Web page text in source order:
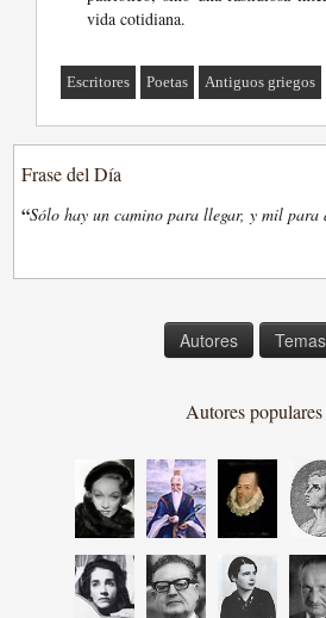
vida cotidiana.
Escritores Poetas Antiguos griegos
Frase del Día
“Sólo hay un camino para llegar, y mil para
Autores Temas
Autores populares